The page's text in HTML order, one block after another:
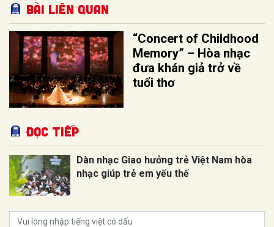
Bài liên quan
“Concert of Childhood
Memory” – Hòa nhạc
đưa khán giả trở về
tuổi thơ
Đọc tiếp
Dàn nhạc Giao hưởng trẻ Việt Nam hòa
nhạc giúp trẻ em yếu thế